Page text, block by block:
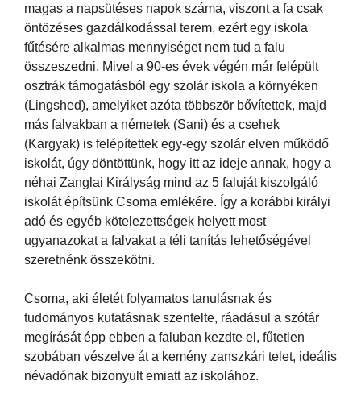
magas a napsütéses napok száma, viszont a fa csak
öntözéses gazdálkodással terem, ezért egy iskola
fűtésére alkalmas mennyiséget nem tud a falu
összeszedni. Mivel a 90-es évek végén már felépült
osztrák támogatásból egy szolár iskola a környéken
(Lingshed), amelyiket azóta többször bővítettek, majd
más falvakban a németek (Sani) és a csehek
(Kargyak) is felépítettek egy-egy szolár elven működő
iskolát, úgy döntöttünk, hogy itt az ideje annak, hogy a
néhai Zanglai Királyság mind az 5 faluját kiszolgáló
iskolát építsünk Csoma emlékére. Így a korábbi királyi
adó és egyéb kötelezettségek helyett most
ugyanazokat a falvakat a téli tanítás lehetőségével
szeretnénk összekötni.
Csoma, aki életét folyamatos tanulásnak és
tudományos kutatásnak szentelte, ráadásul a szótár
megírását épp ebben a faluban kezdte el, fűtetlen
szobában vészelve át a kemény zanszkári telet, ideális
névadónak bizonyult emiatt az iskolához.